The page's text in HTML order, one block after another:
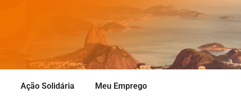
Ação Solidária Meu Emprego